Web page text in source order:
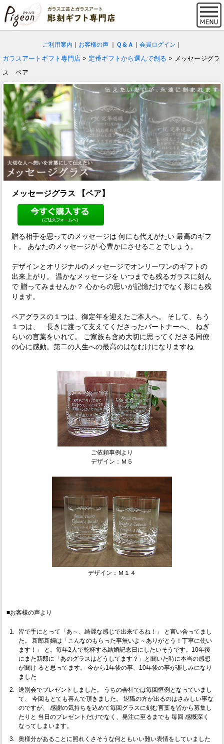
ご利用案内 お客様の声 Ｑ＆Ａ 会員ログイン
ガラスアートギフト専門店 > 定番ギフトから選んで創る > メッセージグラ
ス ペア
メッセージグラス 【ペア】
贈る相手を思ってのメッセージは 何にも代えがたい 最高のギフ
ト。 あなたのメッセージが 心豊かにさせることでしょう。
デザインとオリジナルのメッセージでオンリーワンのギフトの
出来上がり。 温かなメッセージを いつまでも残るガラスに刻ん
で 贈ってみませんか？ 心からの思いが記憶だけでなく形にも残
ります。
ペアグラスの１つは、御定年を迎えたご本人へ。 そして、もう
１つは、 長きに渡って支えてくださったパートナーへ、 ねぎ
らいの言葉をいれて。 ご家族も含め大切に思ってくださる同僚
の心に感動。第二の人生への最高のはなむけになりますね
ご依頼事例より
デザイン：Ｍ５
デザイン：Ｍ１４
■お客様の声より
皆で手にとって「あ～、綺麗な感じで出来てるね！」 と言い合ってまし
た。 新郎新婦は「こんなのもらった事無いよ～ありがとう！丁寧に使い
ます！」 と。毎年2人で乾杯する結婚記念日にしたいそうです。10年後
にまた新郎に「あのグラスはどうしてます？」と聞いた時に本当の感想
が聞け ると思ってます。 今から1年後の事、10年後の事が楽しみになり
ました
送別会でプレゼントしました。 うちの会社では毎回恒例となっていまし
て、 今回もとても喜んで頂きました。 退職の方が出るのはさみしい事な
のですが、 感謝の気持ちを込めて毎回グラスに刻む言葉を皆から募集し
たりと 当日のプレゼントだけでなく、発注に至るまでも 毎回 感慨深く
なってしまいます。
奥様分があることに照れくさそうな何ともいい難い表情をしていました